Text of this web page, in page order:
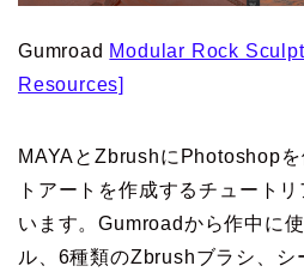
Gumroad Modular Rock
Resources]
MAYAとZbrushにPhotoshop
トアートを作成するチュート
います。Gumroadから作中に
ル、6種類のZbrushブラシ、シ